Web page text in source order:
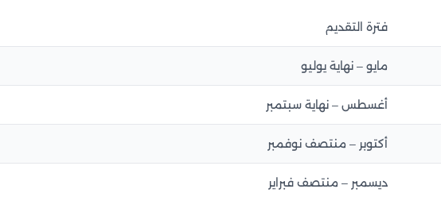
فترة التقديم
مايو – نهاية يوليو
أغسطس – نهاية سبتمبر
أكتوبر – منتصف نوفمبر
ديسمبر – منتصف فبراير